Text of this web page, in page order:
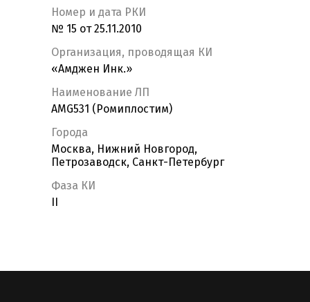
Номер и дата РКИ
№ 15 от 25.11.2010
Организация, проводящая КИ
«Амджен Инк.»
Наименование ЛП
AMG531 (Ромиплостим)
Города
Москва, Нижний Новгород,
Петрозаводск, Санкт-Петербург
Фаза КИ